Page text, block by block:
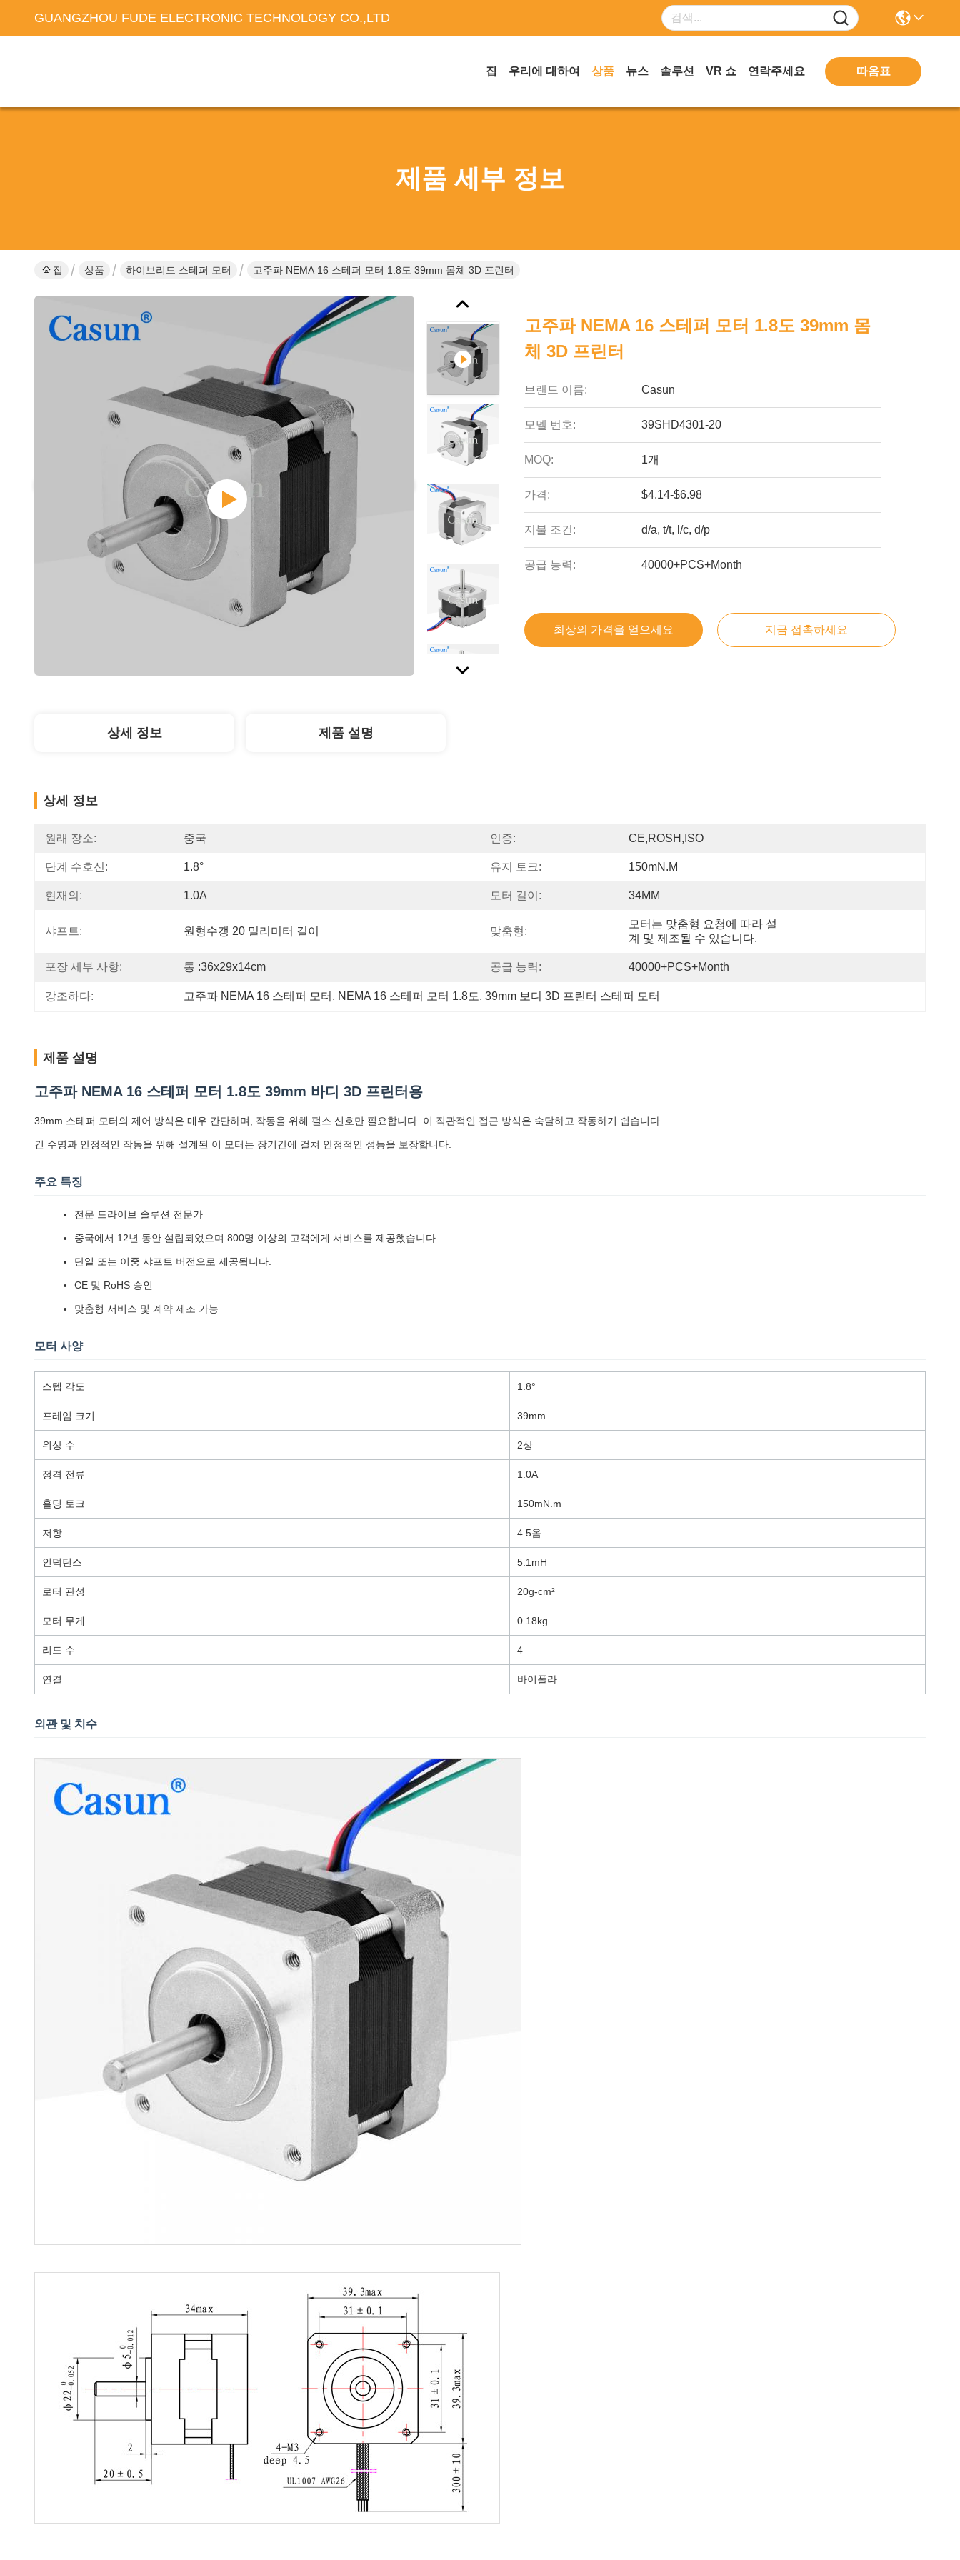
GUANGZHOU FUDE ELECTRONIC TECHNOLOGY CO.,LTD
집 우리에 대하여 상품 뉴스 솔루션 VR 쇼 연락주세요 따옴표
제품 세부 정보
집 상품 하이브리드 스테퍼 모터 고주파 NEMA 16 스테퍼 모터 1.8도 39mm 몸체 3D 프린터
고주파 NEMA 16 스테퍼 모터 1.8도 39mm 몸
체 3D 프린터
브랜드 이름: Casun
모델 번호: 39SHD4301-20
MOQ: 1개
가격: $4.14-$6.98
지불 조건: d/a, t/t, l/c, d/p
공급 능력: 40000+PCS+Month
최상의 가격을 얻으세요 지금 접촉하세요
상세 정보 제품 설명
상세 정보
원래 장소: 중국 인증: CE,ROSH,ISO
단계 수호신: 1.8° 유지 토크: 150mN.m
현재의: 1.0A 모터 길이: 34MM
샤프트: 원형수갱 20 밀리미터 길이 맞춤형:
모터는 맞춤형 요청에 따라 설
계 및 제조될 수 있습니다.
포장 세부 사항: 통 :36x29x14cm 공급 능력: 40000+PCS+Month
강조하다: 고주파 NEMA 16 스테퍼 모터 , NEMA 16 스테퍼 모터 1.8도, 39mm 보디 3D 프린터 스테퍼 모터
제품 설명
고주파 NEMA 16 스테퍼 모터 1.8도 39mm 바디 3D 프린터용
39mm 스테퍼 모터의 제어 방식은 매우 간단하며, 작동을 위해 펄스 신호만 필요합니다. 이 직관적인 접근 방식은 숙달하고 작동하기 쉽습니다.
긴 수명과 안정적인 작동을 위해 설계된 이 모터는 장기간에 걸쳐 안정적인 성능을 보장합니다.
주요 특징
전문 드라이브 솔루션 전문가
중국에서 12년 동안 설립되었으며 800명 이상의 고객에게 서비스를 제공했습니다.
단일 또는 이중 샤프트 버전으로 제공됩니다.
CE 및 RoHS 승인
맞춤형 서비스 및 계약 제조 가능
모터 사양
스텝 각도 1.8°
프레임 크기 39mm
위상 수 2상
정격 전류 1.0A
홀딩 토크 150mN.m
저항 4.5옴
인덕턴스 5.1mH
로터 관성 20g-cm²
모터 무게 0.18kg
리드 수 4
연결 바이폴라
외관 및 치수